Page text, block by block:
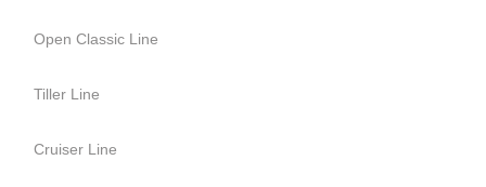
Open Classic Line
Tiller Line
Cruiser Line